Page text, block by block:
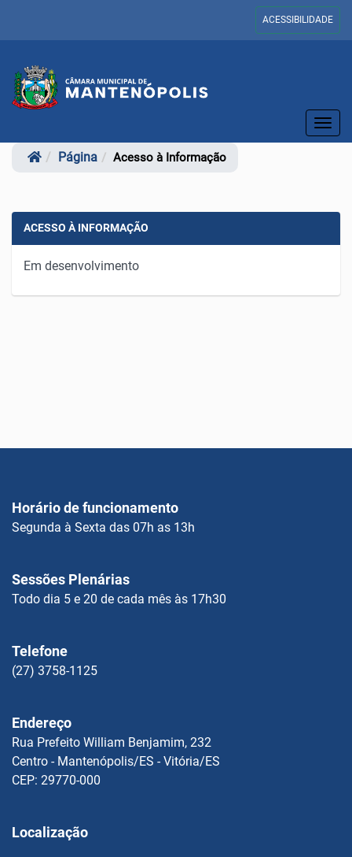
ACESSIBILIDADE
Página Acesso à Informação
ACESSO À INFORMAÇÃO
Em desenvolvimento
Horário de funcionamento
Segunda à Sexta das 07h as 13h
Sessões Plenárias
Todo dia 5 e 20 de cada mês às 17h30
Telefone
(27) 3758-1125
Endereço
Rua Prefeito William Benjamim, 232
Centro - Mantenópolis/ES - Vitória/ES
CEP: 29770-000
Localização